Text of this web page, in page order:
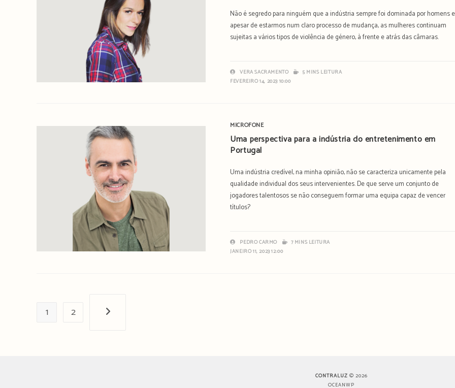
Não é segredo para ninguém que a indústria sempre foi dominada por homens
apesar de estarmos num claro processo de mudança, as mulheres continuam
sujeitas a vários tipos de violência de género, à frente e atrás das câmaras.
VERA SACRAMENTO
5 MINS LEITURA
FEVEREIRO 14, 2023 10:00
MICROFONE
Uma perspectiva para a indústria do entretenimento em
Portugal
Uma indústria credível, na minha opinião, não se caracteriza unicamente pela
qualidade individual dos seus intervenientes. De que serve um conjunto de
jogadores talentosos se não conseguem formar uma equipa capaz de vencer
títulos?
PEDRO CARMO
7 MINS LEITURA
JANEIRO 11, 2023 12:00
1 2 Próxima página
CONTRALUZ © 2026
OCEANWP